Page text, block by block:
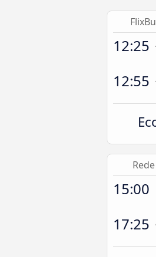
12:25
12:55
15:00
17:25